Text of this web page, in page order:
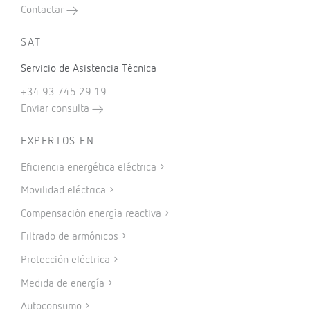
Contactar
SAT
Servicio de Asistencia Técnica
+34 93 745 29 19
Enviar consulta
EXPERTOS EN
Eficiencia energética eléctrica
Movilidad eléctrica
Compensación energía reactiva
Filtrado de armónicos
Protección eléctrica
Medida de energía
Autoconsumo